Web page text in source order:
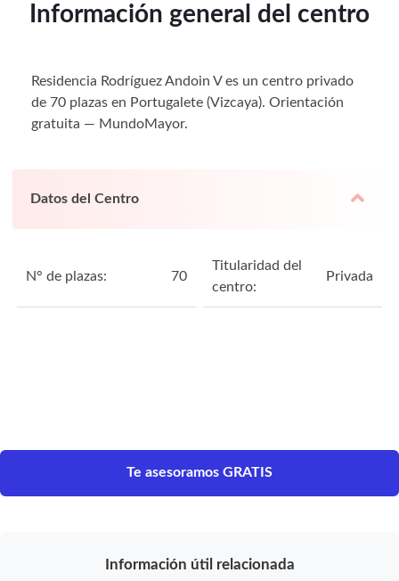
Información general del centro
Residencia Rodríguez Andoin V es un centro privado
de 70 plazas en Portugalete (Vizcaya). Orientación
gratuita — MundoMayor.
Datos del Centro
N° de plazas: 70
Titularidad del
centro:
Privada
Te asesoramos GRATIS
Información útil relacionada